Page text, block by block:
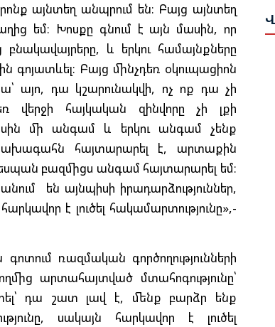
այնտեղ անպրում են։ Բայց այնտեղ
եմ։ Խոսքը գնում է այն մասին, որ
և երկու համայնքները
գոյատևել։ Բայց մինչդեռ օկուպացիոն
այո, դա կշարունակվի, ոչ ոք դա չի
հայկական զինվորը չի լքի
մի անգամ և երկու անգամ չենք
հայտարարել է, արտաքին
բազմիցս անգամ հայտարարել եմ։
են այնպիսի իրադարձություններ,
է լուծել հակամարտությունը»,-
ռազմական գործողությունների
արտահայտված մտահոգությունը՝
դա շատ լավ է, մենք բարձր ենք
սակայն հարկավոր է լուծել